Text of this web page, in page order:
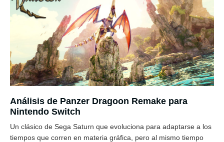
Análisis de Panzer Dragoon Remake para
Nintendo Switch
Un clásico de Sega Saturn que evoluciona para adaptarse a los
tiempos que corren en materia gráfica, pero al mismo tiempo